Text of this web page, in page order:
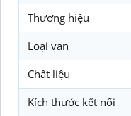
Thương hiệu
Loại van
Chất liệu
Kích thước kết nối